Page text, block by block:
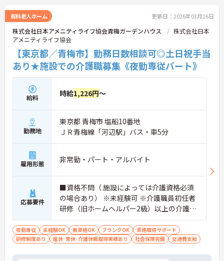
業所に異動したい等、メンバーのキャリアをグルー
プ全体で支えます!
有料老人ホーム 更新日：2026年03月26日
株式会社日本アメニティライフ協会青梅ガーデンハウス
株式会社日本
アメニティライフ協会
【東京都／青梅市】勤務日数相談可◎土日祝手当
あり★施設での介護職募集《夜勤専従パート》
給料 時給1,226円～
勤務地
東京都 青梅市 塩船10番地
ＪＲ青梅線「河辺駅」バス・車5分
雇用形態 非常勤・パート・アルバイト
応募要件
■資格不問（ 施設によっては介護資格必須
の場合あり） ※未経験可 ※介護職員初任者
研修（旧ホームヘルパー2級）以上の介護資
格をお持ちの方優遇
夜勤専従 未経験OK 無資格OK ブランクOK
資格取得サポート
研修制度あり
産休･育休･介護休暇取得実績あり 社会保険完備 交通費支給